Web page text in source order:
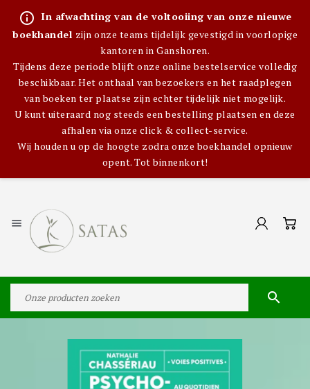
info_outline In afwachting van de voltooiing van onze nieuwe
boekhandel zijn onze teams tijdelijk gevestigd in voorlopige
kantoren in Ganshoren.
Tijdens deze periode blijft onze online bestelservice volledig
beschikbaar. Het onthaal van bezoekers en het raadplegen
van boeken ter plaatse zijn echter tijdelijk niet mogelijk.
U kunt uiteraard nog steeds een bestelling plaatsen en deze
afhalen via onze click & collect-service.
Wij houden u op de hoogte zodra onze boekhandel opnieuw
opent. Tot binnenkort!

